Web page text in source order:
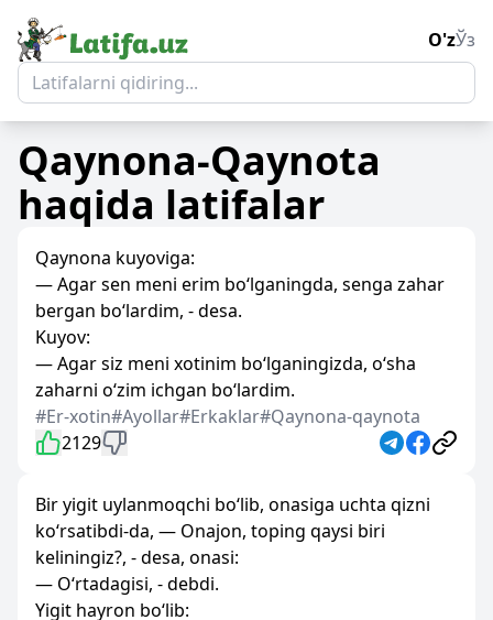
O'zЎз
Qaynona-Qaynota
haqida latifalar
Qaynona kuyoviga:
— Agar sen meni erim bo‘lganingda, senga zahar
bergan bo‘lardim, - desa.
Kuyov:
— Agar siz meni xotinim bo‘lganingizda, o‘sha
zaharni o‘zim ichgan bo‘lardim.
#Er-xotin#Ayollar#Erkaklar#Qaynona-qaynota
2129
Bir yigit uylanmoqchi bo‘lib, onasiga uchta qizni
ko‘rsatibdi-da, — Onajon, toping qaysi biri
keliningiz?, - desa, onasi:
— O‘rtadagisi, - debdi.
Yigit hayron bo‘lib: